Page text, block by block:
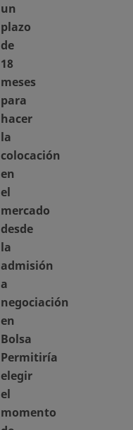
un
plazo
de
18
meses
para
hacer
la
colocación
en
el
mercado
desde
la
admisión
a
negociación
en
Bolsa
Permitiría
elegir
el
momento